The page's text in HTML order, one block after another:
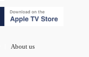
About us